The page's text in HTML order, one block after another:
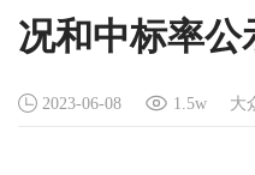
况和中标率公
2023-06-08 1.5w 大